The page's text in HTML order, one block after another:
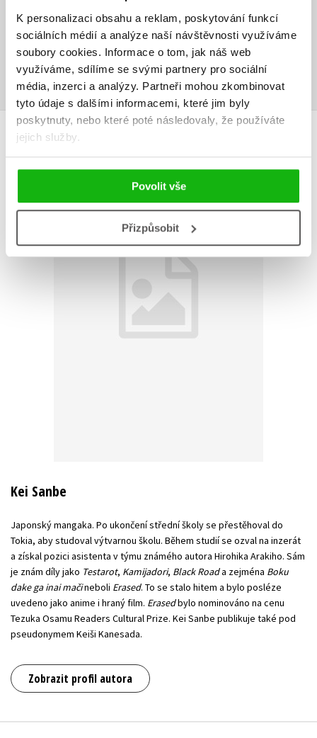
K personalizaci obsahu a reklam, poskytování funkcí
sociálních médií a analýze naší návštěvnosti využíváme
soubory cookies. Informace o tom, jak náš web
využíváme, sdílíme se svými partnery pro sociální
média, inzerci a analýzy. Partneři mohou zkombinovat
tyto údaje s dalšími informacemi, které jim byly
poskytnuty, nebo které poté následovaly, že používáte
jejich služby.
Povolit vše
Přizpůsobit
Uživatelskou recenzi mohou vkládat pouze registrovaní uživatelé
Přihlásit
AUTOR KNIHY
Kei Sanbe
Japonský mangaka. Po ukončení střední školy se přestěhoval do
Tokia, aby studoval výtvarnou školu. Během studií se ozval na inzerát
a získal pozici asistenta v týmu známého autora Hirohika Arakiho. Sám
je znám díly jako Testarot, Kamijadori, Black Roada zejména Boku
dake ga inai mačineboli Erased. To se stalo hitem a bylo posléze
uvedeno jako anime i hraný film. Erasedbylo nominováno na cenu
Tezuka Osamu Readers Cultural Prize. Kei Sanbe publikuje také pod
pseudonymem Keiši Kanesada.
Zobrazit profil autora